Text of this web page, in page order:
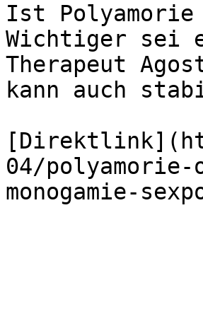
Ist Polyamorie
Wichtiger sei
Therapeut
kann auch
04/
monogamie-